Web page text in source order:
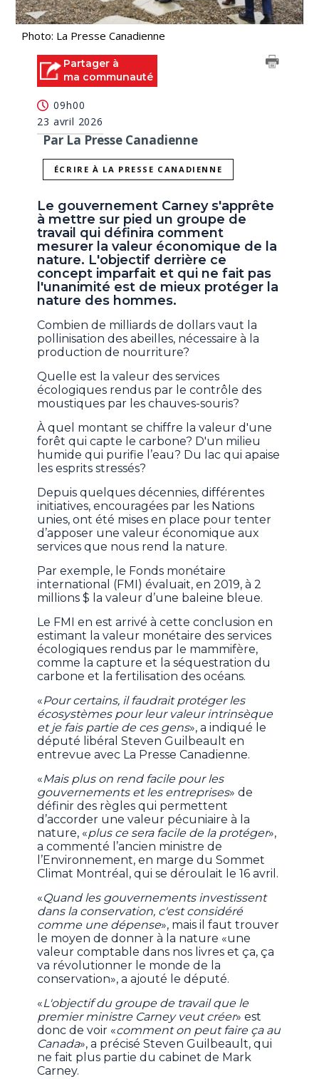
Photo: La Presse Canadienne
Partager à
ma communauté
09h00
23 avril 2026
Par La Presse Canadienne
ÉCRIRE À LA PRESSE CANADIENNE
Le gouvernement Carney s'apprête
à mettre sur pied un groupe de
travail qui définira comment
mesurer la valeur économique de la
nature. L'objectif derrière ce
concept imparfait et qui ne fait pas
l'unanimité est de mieux protéger la
nature des hommes.
Combien de milliards de dollars vaut la
pollinisation des abeilles, nécessaire à la
production de nourriture?
Quelle est la valeur des services
écologiques rendus par le contrôle des
moustiques par les chauves-souris?
À quel montant se chiffre la valeur d'une
forêt qui capte le carbone? D'un milieu
humide qui purifie l’eau? Du lac qui apaise
les esprits stressés?
Depuis quelques décennies, différentes
initiatives, encouragées par les Nations
unies, ont été mises en place pour tenter
d’apposer une valeur économique aux
services que nous rend la nature.
Par exemple, le Fonds monétaire
international (FMI) évaluait, en 2019, à 2
millions $ la valeur d’une baleine bleue.
Le FMI en est arrivé à cette conclusion en
estimant la valeur monétaire des services
écologiques rendus par le mammifère,
comme la capture et la séquestration du
carbone et la fertilisation des océans.
«Pour certains, il faudrait protéger les
écosystèmes pour leur valeur intrinsèque
et je fais partie de ces gens», a indiqué le
député libéral Steven Guilbeault en
entrevue avec La Presse Canadienne.
«Mais plus on rend facile pour les
gouvernements et les entreprises» de
définir des règles qui permettent
d’accorder une valeur pécuniaire à la
nature, «plus ce sera facile de la protéger»,
a commenté l’ancien ministre de
l’Environnement, en marge du Sommet
Climat Montréal, qui se déroulait le 16 avril.
«Quand les gouvernements investissent
dans la conservation, c'est considéré
comme une dépense», mais il faut trouver
le moyen de donner à la nature «une
valeur comptable dans nos livres et ça, ça
va révolutionner le monde de la
conservation», a ajouté le député.
«L'objectif du groupe de travail que le
premier ministre Carney veut créer» est
donc de voir «comment on peut faire ça au
Canada», a précisé Steven Guilbeault, qui
ne fait plus partie du cabinet de Mark
Carney.